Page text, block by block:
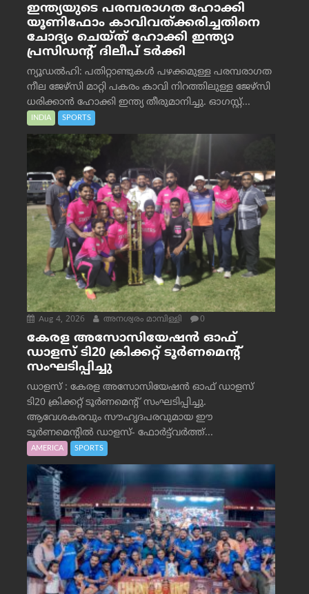
ഇന്ത്യയുടെ പരമ്പരാഗത ഹോക്കി
യൂണിഫോം കാവിവത്ക്കരിച്ചതിനെ
ചോദ്യം ചെയ്ത് ഹോക്കി ഇന്ത്യാ
പ്രസിഡന്റ് ദിലീപ് ടര്‍ക്കി
ന്യൂഡൽഹി: പതിറ്റാണ്ടുകൾ പഴക്കമുള്ള പരമ്പരാഗത
നീല ജേഴ്‌സി മാറ്റി പകരം കാവി നിറത്തിലുള്ള ജേഴ്‌സി
ധരിക്കാൻ ഹോക്കി ഇന്ത്യ തീരുമാനിച്ചു. ഓഗസ്റ്റ്...
INDIA SPORTS
Aug 4, 2026 അനശ്വരം മാമ്പിള്ളി 0
കേരള അസോസിയേഷൻ ഓഫ്
ഡാളസ് ടി20 ക്രിക്കറ്റ് ടൂർണമെന്റ്
സംഘടിപ്പിച്ചു
ഡാളസ് : കേരള അസോസിയേഷൻ ഓഫ് ഡാളസ്
ടി20 ക്രിക്കറ്റ് ടൂർണമെന്റ് സംഘടിപ്പിച്ചു.
ആവേശകരവും സൗഹൃദപരവുമായ ഈ
ടൂർണമെന്റിൽ ഡാളസ്- ഫോർട്ട്‌വര്‍ത്ത്...
AMERICA SPORTS